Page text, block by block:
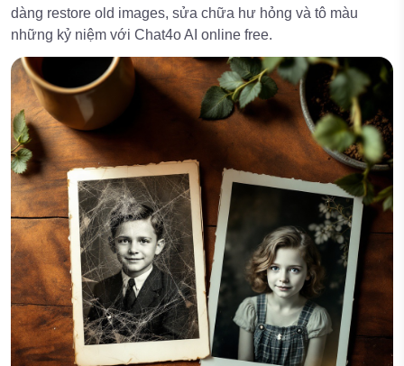
dàng restore old images, sửa chữa hư hỏng và tô màu
những kỷ niệm với Chat4o AI online free.